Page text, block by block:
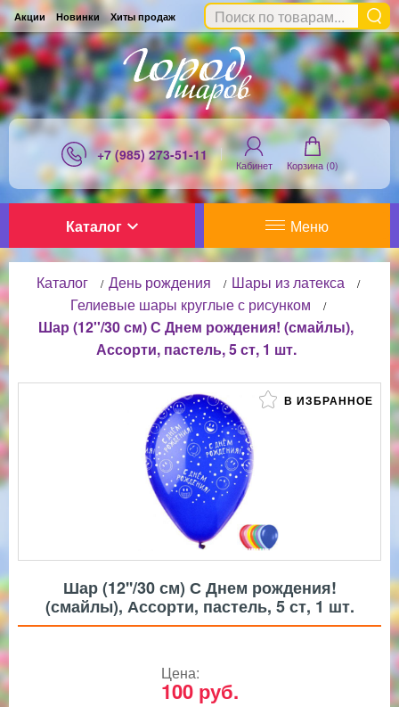
Акции Новинки Хиты продаж
+7 (985) 273-51-11
Кабинет Корзина (0)
Каталог Меню
Каталог / День рождения / Шары из латекса /
Гелиевые шары круглые с рисунком /
Шар (12''/30 см) С Днем рождения! (смайлы),
Ассорти, пастель, 5 ст, 1 шт.
В ИЗБРАННОЕ
Шар (12''/30 см) С Днем рождения!
(смайлы), Ассорти, пастель, 5 ст, 1 шт.
Цена:
100 руб.